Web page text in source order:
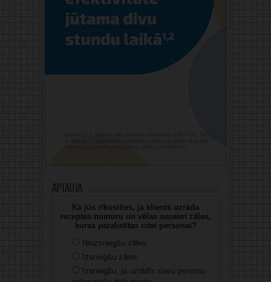
Aptauja
Kā jūs rīkosities, ja klients uzrāda
receptes numuru un vēlas saņemt zāles,
kuras parakstītas citai personai?
Neizsniegšu zāles.
Izsniegšu zāles.
Izsniegšu, ja uzrādīs savu personu